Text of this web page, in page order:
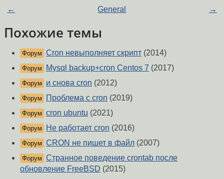
← General →
Похожие темы
Форум Cron невыполняет скрипт (2014)
Форум Mysql backup+cron Centos 7 (2017)
Форум и снова cron (2012)
Форум Проблема с cron (2019)
Форум cron ubuntu (2021)
Форум Не работает cron (2016)
Форум CRON не пишет в файл (2007)
Форум Странное поведение crontab после
обновление FreeBSD (2015)